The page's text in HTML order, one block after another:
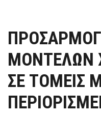
ΜΟΝΤΈΛΩΝ
ΣΕ ΤΟΜΕΊΣ